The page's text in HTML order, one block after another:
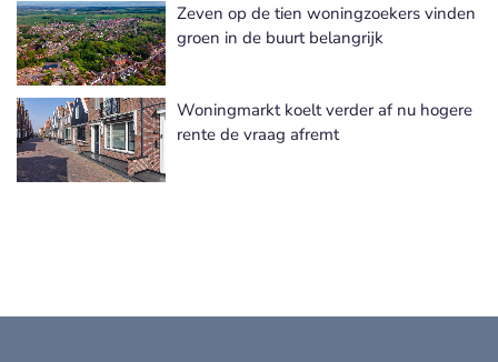
Zeven op de tien woningzoekers vinden
groen in de buurt belangrijk
Woningmarkt koelt verder af nu hogere
rente de vraag afremt